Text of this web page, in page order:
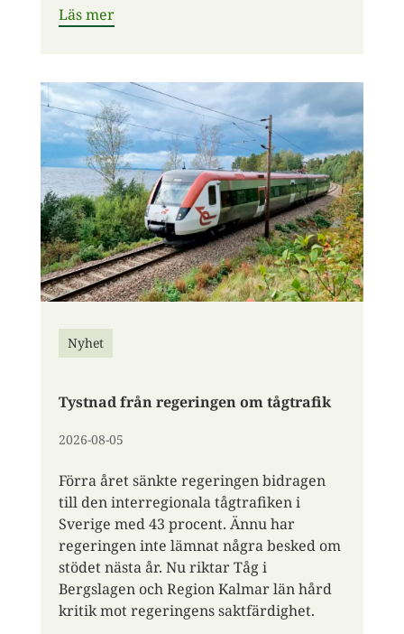
Läs mer
Nyhet
Tystnad från regeringen om tågtrafik
2026-08-05
Förra året sänkte regeringen bidragen
till den interregionala tågtrafiken i
Sverige med 43 procent. Ännu har
regeringen inte lämnat några besked om
stödet nästa år. Nu riktar Tåg i
Bergslagen och Region Kalmar län hård
kritik mot regeringens saktfärdighet.